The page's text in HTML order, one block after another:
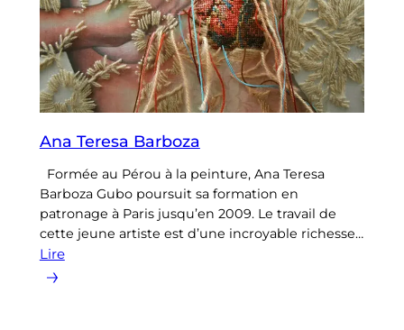
Ana Teresa Barboza
Formée au Pérou à la peinture, Ana Teresa
Barboza Gubo poursuit sa formation en
patronage à Paris jusqu’en 2009. Le travail de
cette jeune artiste est d’une incroyable richesse…
Lire